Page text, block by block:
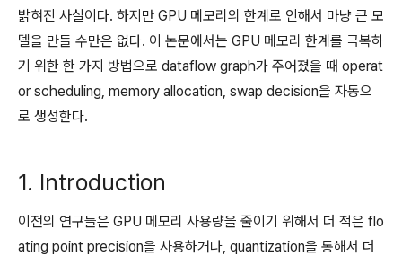
밝혀진 사실이다. 하지만 GPU 메모리의 한계로 인해서 마냥 큰 모
델을 만들 수만은 없다. 이 논문에서는 GPU 메모리 한계를 극복하
기 위한 한 가지 방법으로 dataflow graph가 주어졌을 때 operat
or scheduling, memory allocation, swap decision을 자동으
로 생성한다.
1. Introduction
이전의 연구들은 GPU 메모리 사용량을 줄이기 위해서 더 적은 flo
ating point precision을 사용하거나, quantization을 통해서 더